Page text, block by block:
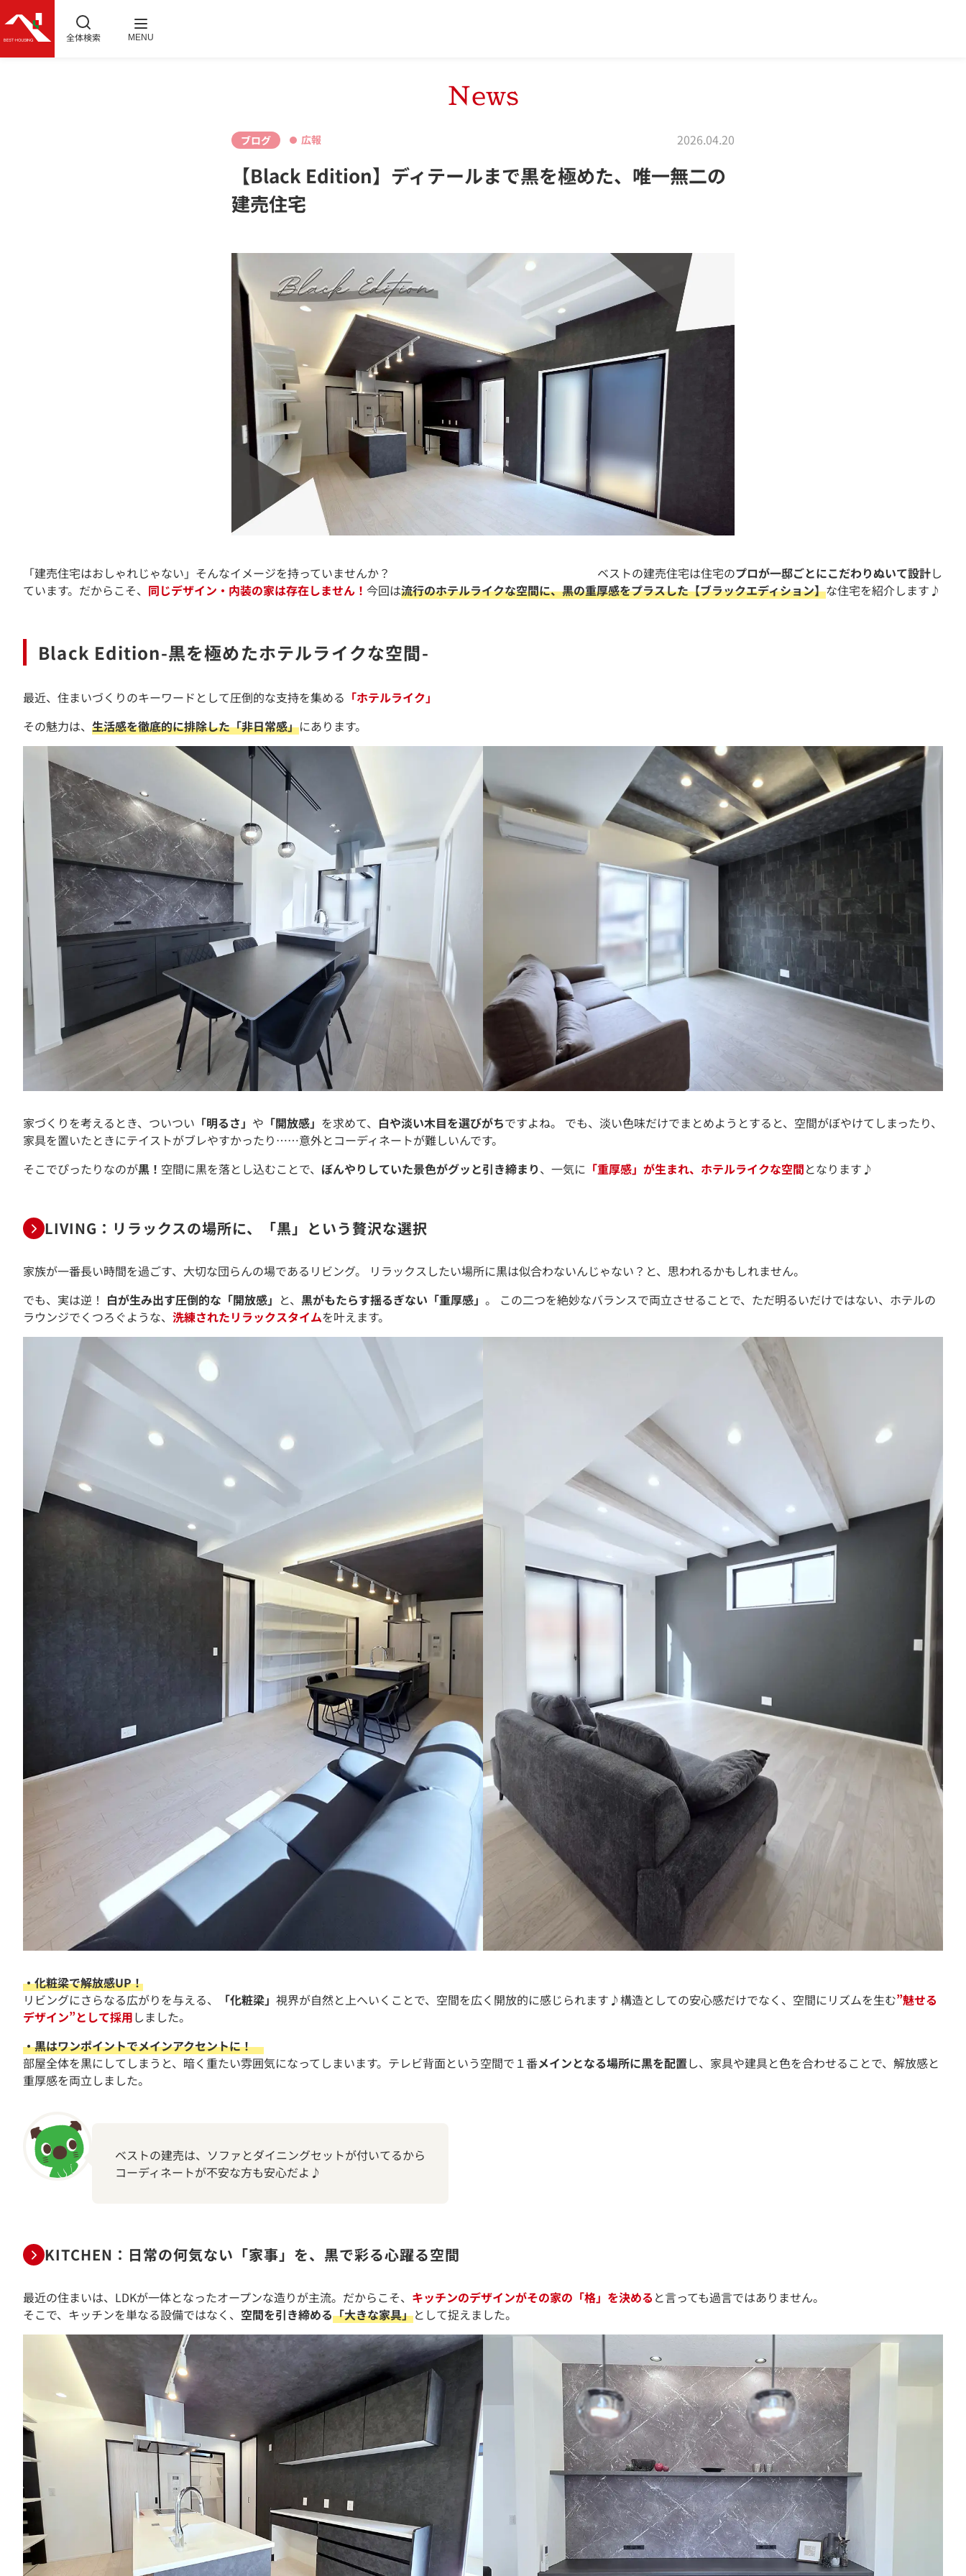
全体検索 MENU
News
ブログ 広報 2026.04.20
【Black Edition】ディテールまで黒を極めた、唯一無二の
建売住宅
「建売住宅はおしゃれじゃない」そんなイメージを持っていませんか？ ベストの建売住宅は住宅のプロが一邸ごとにこだわりぬいて設計し
ています。だからこそ、 同じデザイン・内装の家は存在しません！ 今回は流行のホテルライクな空間に、黒の重厚感をプラスした【ブラックエディション】な住宅を紹介します♪
Black Edition-黒を極めたホテルライクな空間-
最近、住まいづくりのキーワードとして圧倒的な支持を集める 「ホテルライク」
その魅力は、 生活感を徹底的に排除した「非日常感」にあります。
家づくりを考えるとき、ついつい 「明るさ」 や 「開放感」 を求めて、 白や淡い木目を選びがちですよね。 でも、淡い色味だけでまとめようとすると、空間がぼやけてしまったり、
家具を置いたときにテイストがブレやすかったり……意外とコーディネートが難しいんです。
そこでぴったりなのが黒！ 空間に黒を落とし込むことで、 ぼんやりしていた景色がグッと引き締まり、一気に 「重厚感」が生まれ、ホテルライクな空間となります♪
LIVING：リラックスの場所に、「黒」という贅沢な選択
家族が一番長い時間を過ごす、大切な団らんの場であるリビング。 リラックスしたい場所に黒は似合わないんじゃない？と、思われるかもしれません。
でも、実は逆！ 白が生み出す圧倒的な「開放感」 と、 黒がもたらす揺るぎない「重厚感」 。 この二つを絶妙なバランスで両立させることで、ただ明るいだけではない、ホテルの
ラウンジでくつろぐような、 洗練されたリラックスタイムを叶えます。
・化粧梁で解放感UP！
リビングにさらなる広がりを与える、
「化粧梁」 視界が自然と上へいくことで、空間を広く開放的に感じられます♪構造としての安心感だけでなく、空間にリズムを生む”魅せる
デザイン”として採用しました。
・黒はワンポイントでメインアクセントに！
部屋全体を黒にしてしまうと、暗く重たい雰囲気になってしまいます。テレビ背面という空間で１番メインとなる場所に黒を配置し、家具や建具と色を合わせることで、解放感と
重厚感を両立しました。
ベストの建売は、ソファとダイニングセットが付いてるから
コーディネートが不安な方も安心だよ♪
KITCHEN：日常の何気ない「家事」を、黒で彩る心躍る空間
最近の住まいは、LDKが一体となったオープンな造りが主流。だからこそ、 キッチンのデザインがその家の「格」を決める と言っても過言ではありません。
そこで、キッチンを単なる設備ではなく、 空間を引き締める「大きな家具」として捉えました。